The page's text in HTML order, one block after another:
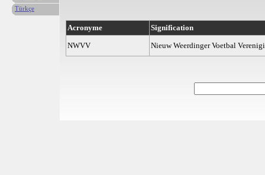
Acronyme
Signification
NWVV
Nieuw Weerdinger Voetbal
Türkçe